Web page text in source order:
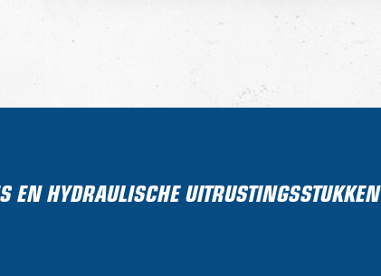
HYDRAULISCHE UITRUSTINGSSTUKKEN